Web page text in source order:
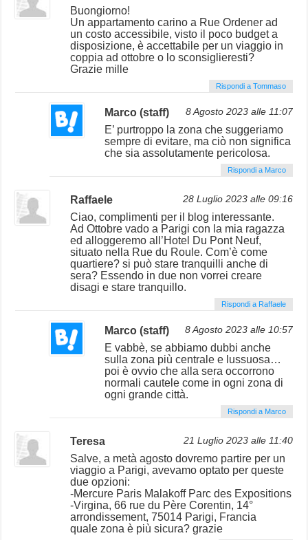
Buongiorno!
Un appartamento carino a Rue Ordener ad
un costo accessibile, visto il poco budget a
disposizione, è accettabile per un viaggio in
coppia ad ottobre o lo sconsiglieresti?
Grazie mille
Rispondi a Tommaso
Marco (staff) 8 Agosto 2023 alle 11:07
E’ purtroppo la zona che suggeriamo
sempre di evitare, ma ciò non significa
che sia assolutamente pericolosa.
Rispondi a Marco
Raffaele 28 Luglio 2023 alle 09:16
Ciao, complimenti per il blog interessante.
Ad Ottobre vado a Parigi con la mia ragazza
ed alloggeremo all’Hotel Du Pont Neuf,
situato nella Rue du Roule. Com’è come
quartiere? si può stare tranquilli anche di
sera? Essendo in due non vorrei creare
disagi e stare tranquillo.
Rispondi a Raffaele
Marco (staff) 8 Agosto 2023 alle 10:57
E vabbè, se abbiamo dubbi anche
sulla zona più centrale e lussuosa…
poi è ovvio che alla sera occorrono
normali cautele come in ogni zona di
ogni grande città.
Rispondi a Marco
Teresa 21 Luglio 2023 alle 11:40
Salve, a metà agosto dovremo partire per un
viaggio a Parigi, avevamo optato per queste
due opzioni:
-Mercure Paris Malakoff Parc des Expositions
-Virgina, 66 rue du Père Corentin, 14°
arrondissement, 75014 Parigi, Francia
quale zona è più sicura? grazie